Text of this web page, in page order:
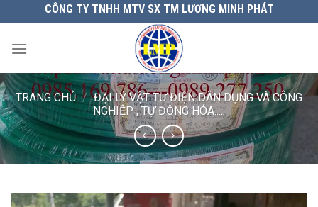
đến
nội
CÔNG TY TNHH MTV SX TM LƯƠNG MINH PHÁT
TRANG CHỦ / ĐẠI LÝ VẬT TƯ ĐIỆN DÂN DỤNG VÀ CÔNG
NGHIỆP , TỰ ĐỘNG HÓA.....